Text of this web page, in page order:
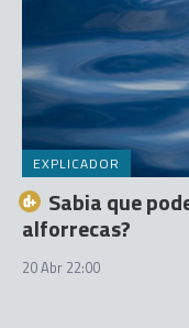
EXPLICADOR
Sabia que
alforrecas?
20 Abr 22:00